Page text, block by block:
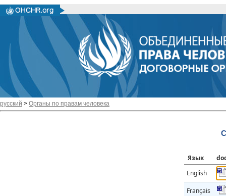
русский > Органы по правам человека
Язык
English
Français